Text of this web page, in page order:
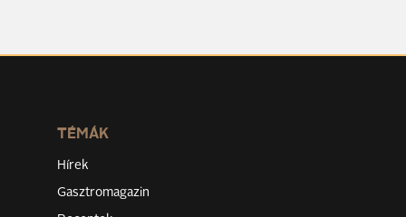
TÉMÁK
Hírek
Gasztromagazin